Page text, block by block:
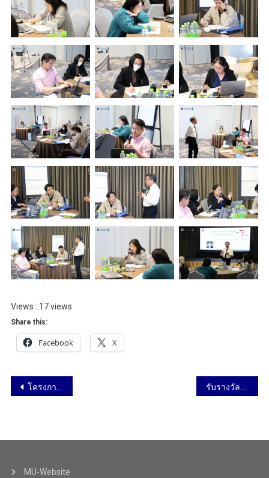
Views : 17 views
Share this:
Facebook X
โครงการอบรมเชิงปฏิบัติการ “STEM & Robotics Camp” ปีที่ 6 กิจกรรม “AI Makers Summer Camp” สำหรับนักเรียนระดับชั้นประถมศึกษาตอนปลาย ถึงระดับมัธยมศึกษา วันที่ 25 เมษายน 2569 รับรางวัลสถานศึกษาปลอดภัย ประจำปี 2567 วันที่ 28 เมษายน 2568
MU-Website